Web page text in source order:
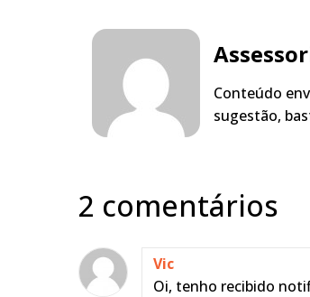
Conteúdo
sugestão,
2 comentários
Vic
Oi, tenho recibido